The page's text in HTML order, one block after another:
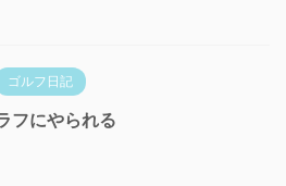
ゴルフ日記
フにやられる